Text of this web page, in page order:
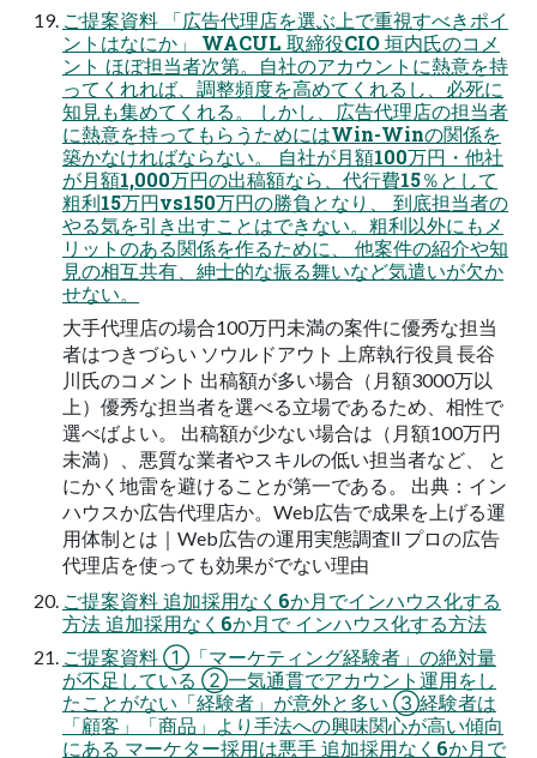
ご提案資料 「広告代理店を選ぶ上で重視すべきポイ
ントはなにか」 WACUL 取締役CIO 垣内氏のコメ
ント ほぼ担当者次第。自社のアカウントに熱意を持
ってくれれば、調整頻度を高めてくれるし、必死に
知見も集めてくれる。 しかし、広告代理店の担当者
に熱意を持ってもらうためにはWin-Winの関係を
築かなければならない。 自社が月額100万円・他社
が月額1,000万円の出稿額なら、代行費15％として
粗利15万円vs150万円の勝負となり、 到底担当者の
やる気を引き出すことはできない。粗利以外にもメ
リットのある関係を作るために、 他案件の紹介や知
見の相互共有、紳士的な振る舞いなど気遣いが欠か
せない。
大手代理店の場合100万円未満の案件に優秀な担当
者はつきづらい ソウルドアウト 上席執行役員 長谷
川氏のコメント 出稿額が多い場合（月額3000万以
上）優秀な担当者を選べる立場であるため、相性で
選べばよい。 出稿額が少ない場合は（月額100万円
未満）、悪質な業者やスキルの低い担当者など、 と
にかく地雷を避けることが第一である。 出典：イン
ハウスか広告代理店か。Web広告で成果を上げる運
用体制とは｜Web広告の運用実態調査Ⅱ プロの広告
代理店を使っても効果がでない理由
ご提案資料 追加採用なく6か月でインハウス化する
方法 追加採用なく6か月で インハウス化する方法
ご提案資料 ①「マーケティング経験者」の絶対量
が不足している ②一気通貫でアカウント運用をし
たことがない「経験者」が意外と多い ③経験者は
「顧客」「商品」より手法への興味関心が高い傾向
にある マーケター採用は悪手 追加採用なく6か月で